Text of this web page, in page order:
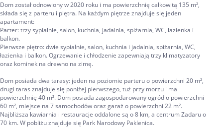
Dom został odnowiony w 2020 roku i ma powierzchnię całkowitą 135 m²,
składa się z parteru i piętra. Na każdym piętrze znajduje się jeden
apartament:
Parter: trzy sypialnie, salon, kuchnia, jadalnia, spiżarnia, WC, łazienka i
balkon.
Pierwsze piętro: dwie sypialnie, salon, kuchnia i jadalnia, spiżarnia, WC,
łazienka i balkon. Ogrzewanie i chłodzenie zapewniają trzy klimatyzatory
oraz kominek na drewno na zimę.
Dom posiada dwa tarasy: jeden na poziomie parteru o powierzchni 20 m²,
drugi taras znajduje się poniżej pierwszego, tuż przy morzu i ma
powierzchnię 40 m². Dom posiada zagospodarowany ogród o powierzchni
60 m², miejsce na 7 samochodów oraz garaż o powierzchni 22 m².
Najbliższa kawiarnia i restauracje oddalone są o 8 km, a centrum Zadaru o
70 km. W pobliżu znajduje się Park Narodowy Paklenica.